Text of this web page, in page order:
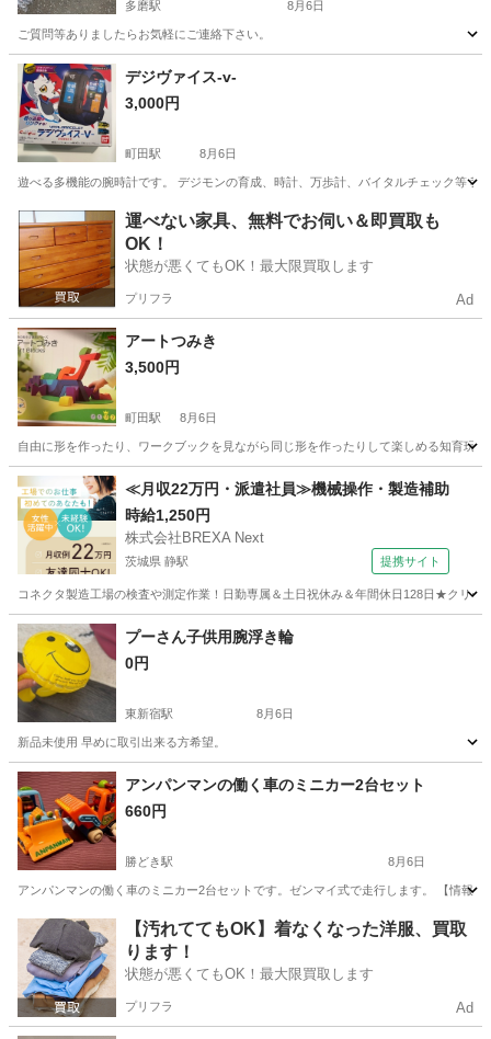
多磨駅 8月6日
ご質問等ありましたらお気軽にご連絡下さい。
東京 府中市 多磨駅
デジヴァイス-v-
3,000円
町田駅 8月6日
遊べる多機能の腕時計です。 デジモンの育成、時計、万歩計、バイタルチェック等 我
東京 町田市 町田駅 おもちゃ デジモン
運べない家具、無料でお伺い＆即買取も
OK！
状態が悪くてもOK！最大限買取します
プリフラ Ad
アートつみき
3,500円
町田駅 8月6日
自由に形を作ったり、ワークブックを見ながら同じ形を作ったりして楽しめる知育玩
東京 町田市 町田駅 おもちゃ アート
≪月収22万円・派遣社員≫機械操作・製造補助
時給1,250円
株式会社BREXA Next
茨城県 静駅 提携サイト
コネクタ製造工場の検査や測定作業！日勤専属＆土日祝休み＆年間休日128日★クリ
茨城 常陸大宮市 静駅 その他
プーさん子供用腕浮き輪
0円
東新宿駅 8月6日
新品未使用 早めに取引出来る方希望。
東京 新宿区 東新宿駅 おもちゃ
アンパンマンの働く車のミニカー2台セット
660円
勝どき駅 8月6日
アンパンマンの働く車のミニカー2台セットです。ゼンマイ式で走行します。 【情報
東京 中央区 勝どき駅 ミニカー アンパンマン
【汚れててもOK】着なくなった洋服、買取
ります！
状態が悪くてもOK！最大限買取します
プリフラ Ad